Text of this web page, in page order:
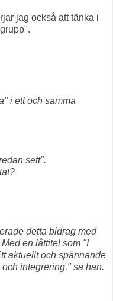
jag också att tänka i
i ett och samma
sett".
detta bidrag med
en låttitel som "I
aktuellt och spännande
integrering." sa han.